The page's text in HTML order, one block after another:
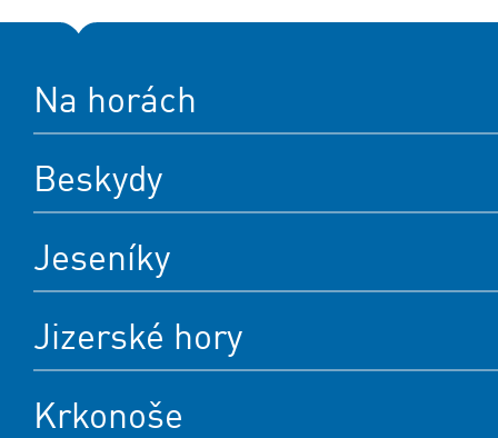
Na horách
Beskydy
Jeseníky
Jizerské hory
Krkonoše